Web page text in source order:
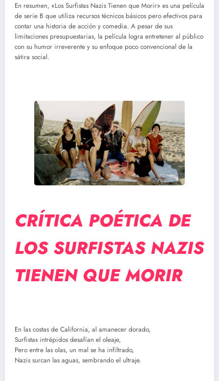
En resumen, «Los Surfistas Nazis Tienen que Morir» es una película
de serie B que utiliza recursos técnicos básicos pero efectivos para
contar una historia de acción y comedia. A pesar de sus
limitaciones presupuestarias, la película logra entretener al público
con su humor irreverente y su enfoque poco convencional de la
sátira social.
CRÍTICA POÉTICA DE
LOS SURFISTAS NAZIS
TIENEN QUE MORIR
En las costas de California, al amanecer dorado,
Surfistas intrépidos desafían el oleaje,
Pero entre las olas, un mal se ha infiltrado,
Nazis surcan las aguas, sembrando el ultraje.